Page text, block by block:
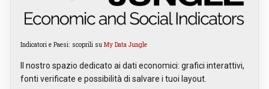
Indicatori e Paesi: scoprili su My Data Jungle
Il nostro spazio dedicato ai dati economici: grafici interattivi,
fonti verificate e possibilità di salvare i tuoi layout.